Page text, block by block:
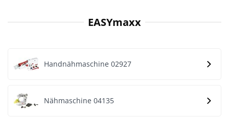
EASYmaxx
Handnähmaschine 02927
Nähmaschine 04135